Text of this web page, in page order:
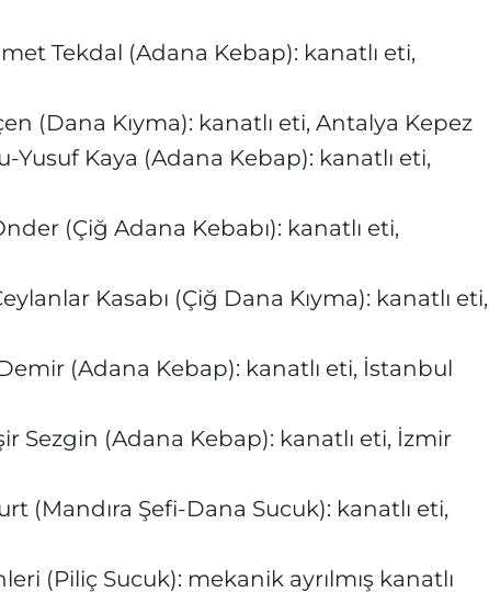
Tekdal (Adana Kebap): kanatlı eti,
(Dana Kıyma): kanatlı eti, Antalya Kepez
Yusuf Kaya (Adana Kebap): kanatlı eti,
(Çiğ Adana Kebabı): kanatlı eti,
Kasabı (Çiğ Dana Kıyma): kanatlı eti,
(Adana Kebap): kanatlı eti, İstanbul
Sezgin (Adana Kebap): kanatlı eti, İzmir
(Mandıra Şefi-Dana Sucuk): kanatlı eti,
(Piliç Sucuk): mekanik ayrılmış kanatlı